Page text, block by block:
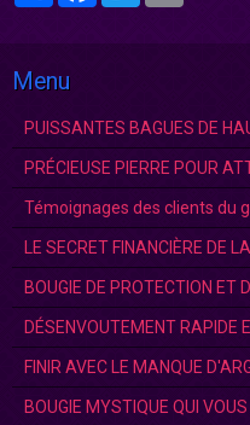
Menu
PUISSANTES BAGUES DE
PRÉCIEUSE PIERRE POUR
Témoignages des clients du
LE SECRET FINANCIÈRE DE
BOUGIE DE PROTECTION ET
DÉSENVOUTEMENT RAPIDE
FINIR AVEC LE MANQUE
BOUGIE MYSTIQUE QUI VOUS